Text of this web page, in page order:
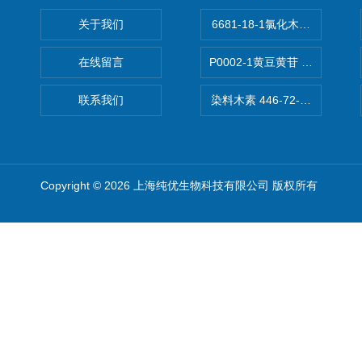
关于我们
在线留言
联系我们
6681-18-1氯化木兰花碱
P0002-1黄豆黄苷 40246-10-
染料木素 446-72-0
Copyright © 2026 上海纯优生物科技有限公司 版权所有